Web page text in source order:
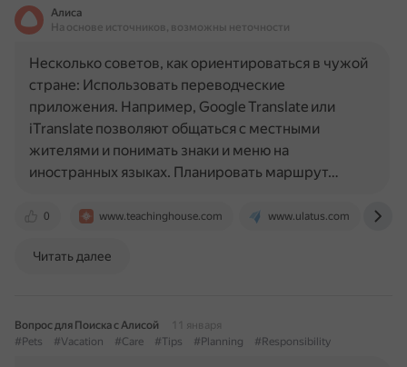
Алиса
На основе источников, возможны неточности
0 www.teachinghouse.com www.ulatus.com
Несколько советов, как ориентироваться в чужой
стране: Использовать переводческие
приложения. Например, Google Translate или
iTranslate позволяют общаться с местными
жителями и понимать знаки и меню на
иностранных языках. Планировать маршрут…
Читать далее
Вопрос для Поиска с Алисой
11 января
#Pets
#Vacation #Care #Tips #Planning #Responsibility